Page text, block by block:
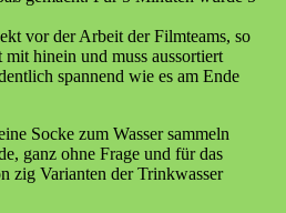
vor der Arbeit der Filmteams, so
hinein und muss aussortiert
spannend wie es am Ende
Socke zum Wasser sammeln
ganz ohne Frage und für das
zig Varianten der Trinkwasser